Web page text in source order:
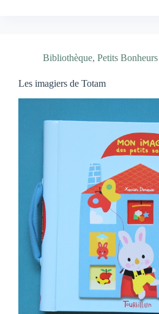
Bibliothèque, Petits Bonheurs
Les imagiers de Totam